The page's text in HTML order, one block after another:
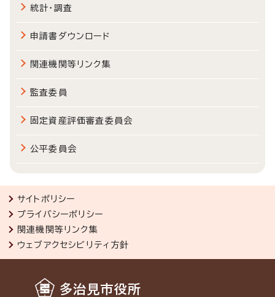
統計・調査
申請書ダウンロード
関連機関等リンク集
監査委員
固定資産評価審査委員会
公平委員会
サイトポリシー
プライバシーポリシー
関連機関等リンク集
ウェブアクセシビリティ方針
多治見市役所